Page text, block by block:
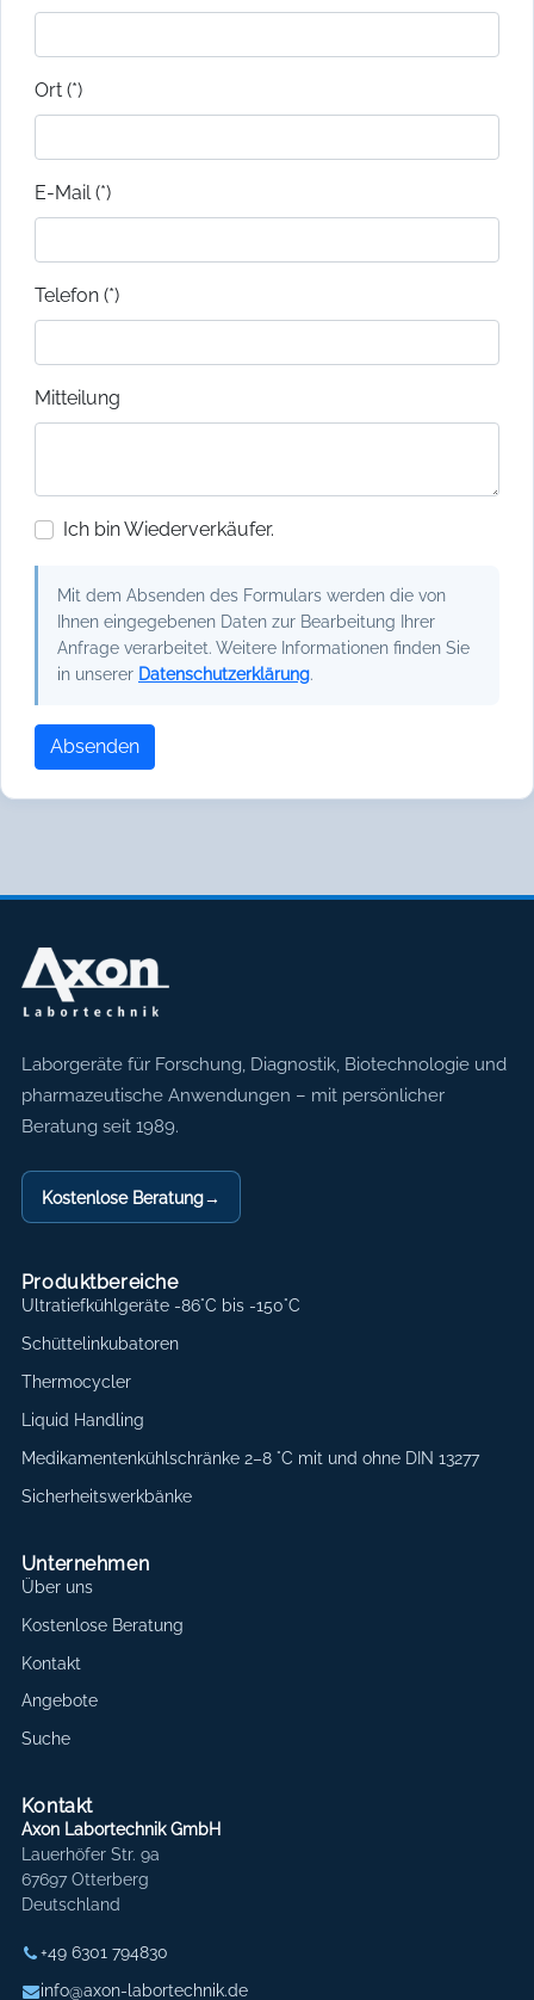
Ort (*)
E-Mail (*)
Telefon (*)
Mitteilung
Ich bin Wiederverkäufer.
Mit dem Absenden des Formulars werden die von
Ihnen eingegebenen Daten zur Bearbeitung Ihrer
Anfrage verarbeitet. Weitere Informationen finden Sie
in unserer Datenschutzerklärung.
Absenden
Axon Labortechnik
Laborgeräte für Forschung, Diagnostik, Biotechnologie und
pharmazeutische Anwendungen – mit persönlicher
Beratung seit 1989.
Kostenlose Beratung→
Produktbereiche
Ultratiefkühlgeräte -86°C bis -150°C
Schüttelinkubatoren
Thermocycler
Liquid Handling
Medikamentenkühlschränke 2–8 °C mit und ohne DIN 13277
Sicherheitswerkbänke
Unternehmen
Über uns
Kostenlose Beratung
Kontakt
Angebote
Suche
Kontakt
Axon Labortechnik GmbH
Lauerhöfer Str. 9a
67697 Otterberg
Deutschland
+49 6301 794830
info@axon-labortechnik.de